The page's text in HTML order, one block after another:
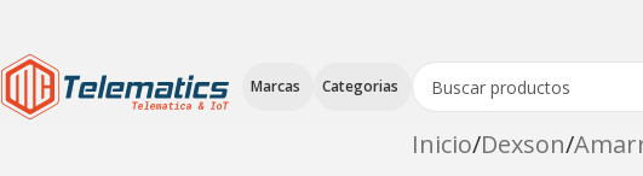
Marcas Categorias
Inicio Dexson